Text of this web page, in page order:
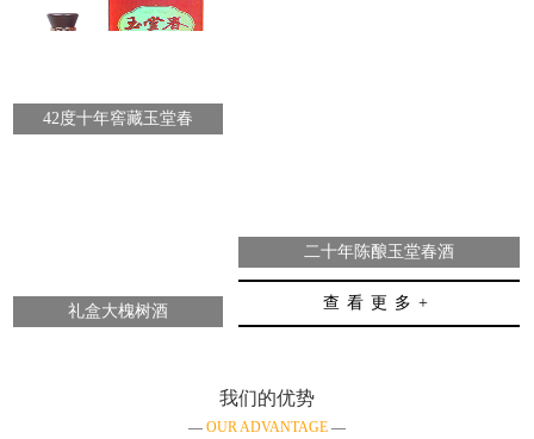
42度十年窖藏玉堂春
礼盒大槐树酒
二十年陈酿玉堂春酒
查看更多+
我们的优势
— OUR ADVANTAGE —